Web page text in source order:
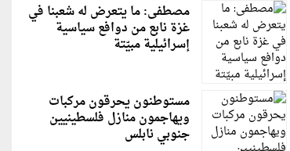
مصطفى: ما يتعرض له شعبنا في
غزة نابع من دوافع سياسية
إسرائيلية مبيّتة
مستوطنون يحرقون مركبات
ويهاجمون منازل فلسطينيين
جنوبي نابلس